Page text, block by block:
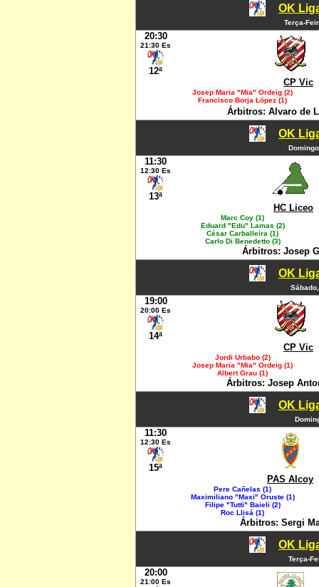
OK
Terça-
20:30
21:30 Es
12ª
CP Vic
Josep Maria "Mia" Ordeig (2)
Francisco Borja López (1)
Árbitros: Alvaro de
OK
11:30
12:30 Es
13ª
HC Liceo
Marc Coy (1)
Eduard "Edu" Lamas (2)
César Carballeira (1)
Carlo Di Benedetto (3)
Árbitros: Josep
OK
19:00
20:00 Es
14ª
CP Vic
Jordi Urbabo (2)
Josep Maria "Mia" Ordeig (1)
Albert Grau (1)
Árbitros: Josep
OK
11:30
12:30 Es
15ª
PAS Alcoy
Pere Cañelas (1)
Maximiliano "Maxi" Oruste (1)
Filipe "Tutti" Baieli (2)
Roc Llisá (1)
Árbitros: Sergi
OK
Terça-
20:00
21:00 Es